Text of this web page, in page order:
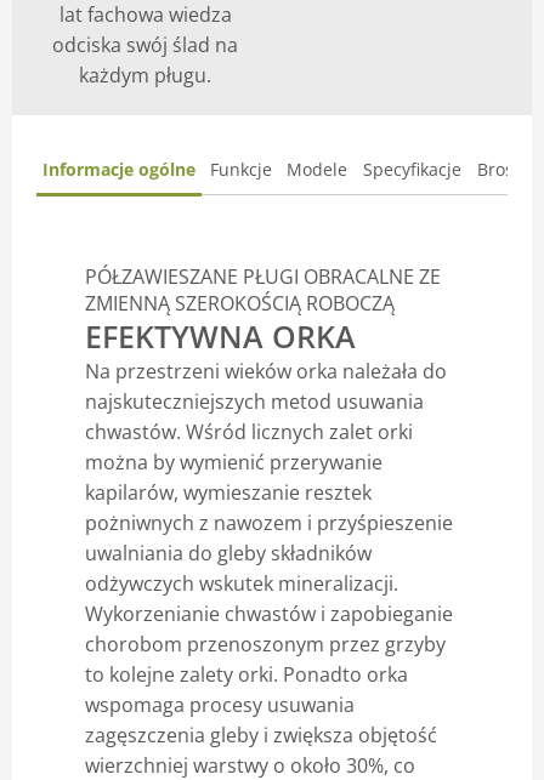
lat fachowa wiedza
odciska swój ślad na
każdym pługu.
Informacje ogólne Funkcje Modele Specyfikacje
PÓŁZAWIESZANE PŁUGI OBRACALNE ZE
ZMIENNĄ SZEROKOŚCIĄ ROBOCZĄ
EFEKTYWNA ORKA
Na przestrzeni wieków orka należała do
najskuteczniejszych metod usuwania
chwastów. Wśród licznych zalet orki
można by wymienić przerywanie
kapilarów, wymieszanie resztek
pożniwnych z nawozem i przyśpieszenie
uwalniania do gleby składników
odżywczych wskutek mineralizacji.
Wykorzenianie chwastów i zapobieganie
chorobom przenoszonym przez grzyby
to kolejne zalety orki. Ponadto orka
wspomaga procesy usuwania
zagęszczenia gleby i zwiększa objętość
wierzchniej warstwy o około 30%, co